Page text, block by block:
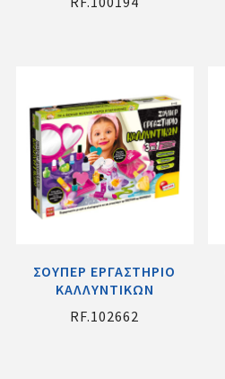
ΣΟΥΠΕΡ ΕΡΓΑΣΤΗΡΙΟ
ΚΑΛΛΥΝΤΙΚΩΝ
RF.102662